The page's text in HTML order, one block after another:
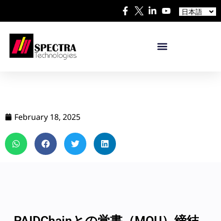
日本語
Español
February 18, 2025